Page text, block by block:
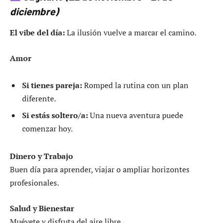
diciembre)
El vibe del día:La ilusión vuelve a marcar el camino.
Amor
Si tienes pareja:Romped la rutina con un plan
diferente.
Si estás soltero/a:Una nueva aventura puede
comenzar hoy.
Dinero y Trabajo
Buen día para aprender, viajar o ampliar horizontes
profesionales.
Salud y Bienestar